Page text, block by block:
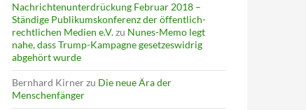
Nachrichtenunterdrückung Februar 2018 –
Ständige Publikumskonferenz der öffentlich-
rechtlichen Medien e.V.zu Nunes-Memo legt
nahe, dass Trump-Kampagne gesetzeswidrig
abgehört wurde
Bernhard Kirnerzu Die neue Ära der
Menschenfänger